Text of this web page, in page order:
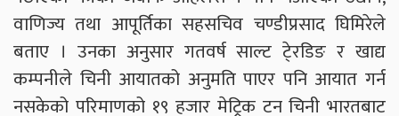
वाणिज्य तथा आपूर्तिका सहसचिव चण्डीप्रसाद घिमिरेले
बताए । उनका अनुसार गतवर्ष साल्ट टे्रडिङ र खाद्य
कम्पनीले चिनी आयातको अनुमति पाएर पनि आयात गर्न
नसकेको परिमाणको १९ हजार मेट्रिक टन चिनी भारतबाट